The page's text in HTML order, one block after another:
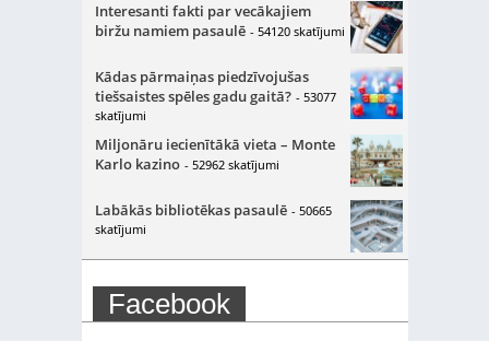
Interesanti fakti par vecākajiem
biržu namiem pasaulē - 54120 skatījumi
Kādas pārmaiņas piedzīvojušas
tiešsaistes spēles gadu gaitā? - 53077
skatījumi
Miljonāru iecienītākā vieta – Monte
Karlo kazino - 52962 skatījumi
Labākās bibliotēkas pasaulē - 50665
skatījumi
Facebook